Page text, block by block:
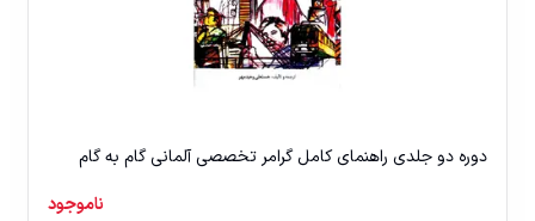
دوره دو جلدی راهنمای کامل گرامر تخصصی آلمانی گام به گام
ناموجود